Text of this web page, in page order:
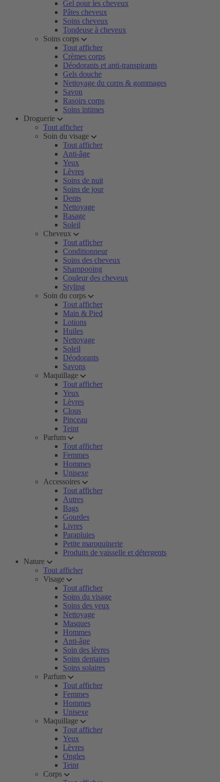
Gel pour les cheveux
Pâtes cheveux
Soins cheveux
Tondeuse à cheveux
Soins corps
Tout afficher
Crèmes corps
Déodorants et anti-transpirants
Gels douche
Nettoyage du corps & gommages
Savon
Rasoirs corps
Soins intimes
Droguerie
Tout afficher
Soin du visage
Tout afficher
Anti-âge
Yeux
Lèvres
Soins de nuit
Soins de jour
Dents
Nettoyage
Rasage
Soleil
Cheveux
Tout afficher
Conditionneur
Soins des cheveux
Shampooing
Couleur des cheveux
Styling
Soin du corps
Tout afficher
Main & Pied
Lotions
Huiles
Nettoyage
Soleil
Déodorants
Savons
Maquillage
Tout afficher
Yeux
Lèvres
Clous
Pinceau
Teint
Parfum
Tout afficher
Femmes
Hommes
Unisexe
Accessoires
Tout afficher
Autres
Bags
Gourdes
Livres
Parapluies
Petite maroquinerie
Produits de vaisselle et détergents
Nature
Tout afficher
Visage
Tout afficher
Soins du visage
Soins des yeux
Nettoyage
Masques
Hommes
Anti-âge
Soin des lèvres
Soins dentaires
Soins solaires
Parfum
Tout afficher
Femmes
Hommes
Unisexe
Maquillage
Tout afficher
Yeux
Lèvres
Ongles
Teint
Corps